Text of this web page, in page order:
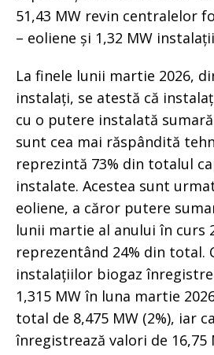
51,43 MW revin centralelor
– eoliene și 1,32 MW
La finele lunii martie 2026,
instalați, se atestă că
cu o putere instalată sumară
sunt cea mai răspândită
reprezintă 73% din totalul
instalate. Acestea sunt
eoliene, a căror putere
lunii martie al anului în curs
reprezentând 24% din total.
instalațiilor biogaz
1,315 MW în luna martie
total de 8,475 MW (2%), iar
înregistrează valori de 16,75